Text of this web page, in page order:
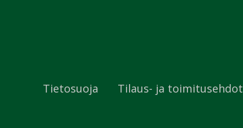
Tietosuoja Tilaus- ja toimitusehdot